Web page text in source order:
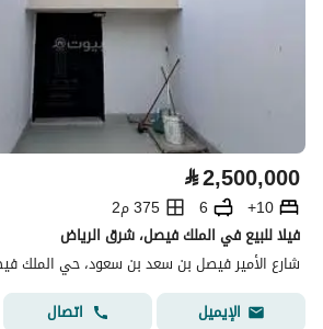
⃁2,500,000
10+
6
375 م2
فيلا للبيع في الملك فيصل، شرق الرياض
الإيميل
اتصال